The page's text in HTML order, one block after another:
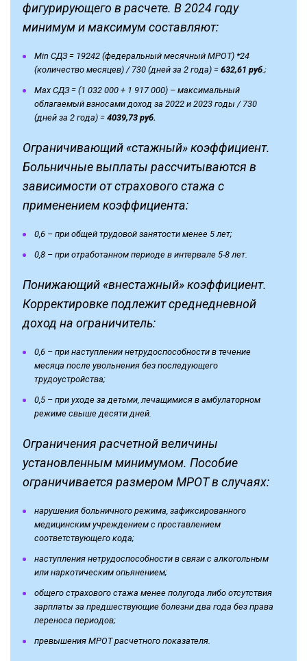
фигурирующего в расчете. В 2024 году
минимум и максимум составляют:
Min СДЗ = 19242 (федеральный месячный МРОТ) *24
(количество месяцев) / 730 (дней за 2 года) = 632,61 руб.;
Max СДЗ = (1 032 000 + 1 917 000) – максимальный
облагаемый взносами доход за 2022 и 2023 годы / 730
(дней за 2 года) = 4039,73 руб.
Ограничивающий «стажный» коэффициент.
Больничные выплаты рассчитываются в
зависимости от страхового стажа с
применением коэффициента:
0,6 – при общей трудовой занятости менее 5 лет;
0,8 – при отработанном периоде в интервале 5-8 лет.
Понижающий «внестажный» коэффициент.
Корректировке подлежит среднедневной
доход на ограничитель:
0,6 – при наступлении нетрудоспособности в течение
месяца после увольнения без последующего
трудоустройства;
0,5 – при уходе за детьми, лечащимися в амбулаторном
режиме свыше десяти дней.
Ограничения расчетной величины
установленным минимумом. Пособие
ограничивается размером МРОТ в случаях:
нарушения больничного режима, зафиксированного
медицинским учреждением с проставлением
соответствующего кода;
наступления нетрудоспособности в связи с алкогольным
или наркотическим опьянением;
общего страхового стажа менее полугода либо отсутствия
зарплаты за предшествующие болезни два года без права
переноса периодов;
превышения МРОТ расчетного показателя.